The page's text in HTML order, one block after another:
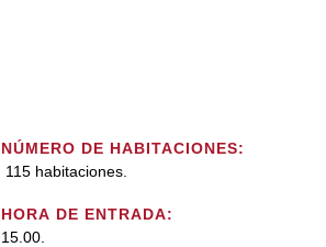
NÚMERO DE HABITACIONES:
115 habitaciones.
HORA DE ENTRADA:
15.00.